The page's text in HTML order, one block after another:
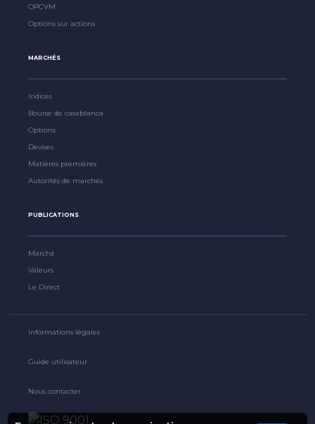
OPCVM
Options sur actions
MARCHÉS
Indices
Bourse de casablanca
Options
Devises
Matières premières
Autorités de marchés
PUBLICATIONS
Marché
Valeurs
Le Direct
Informations légales
Guide utilisateur
Nous contacter